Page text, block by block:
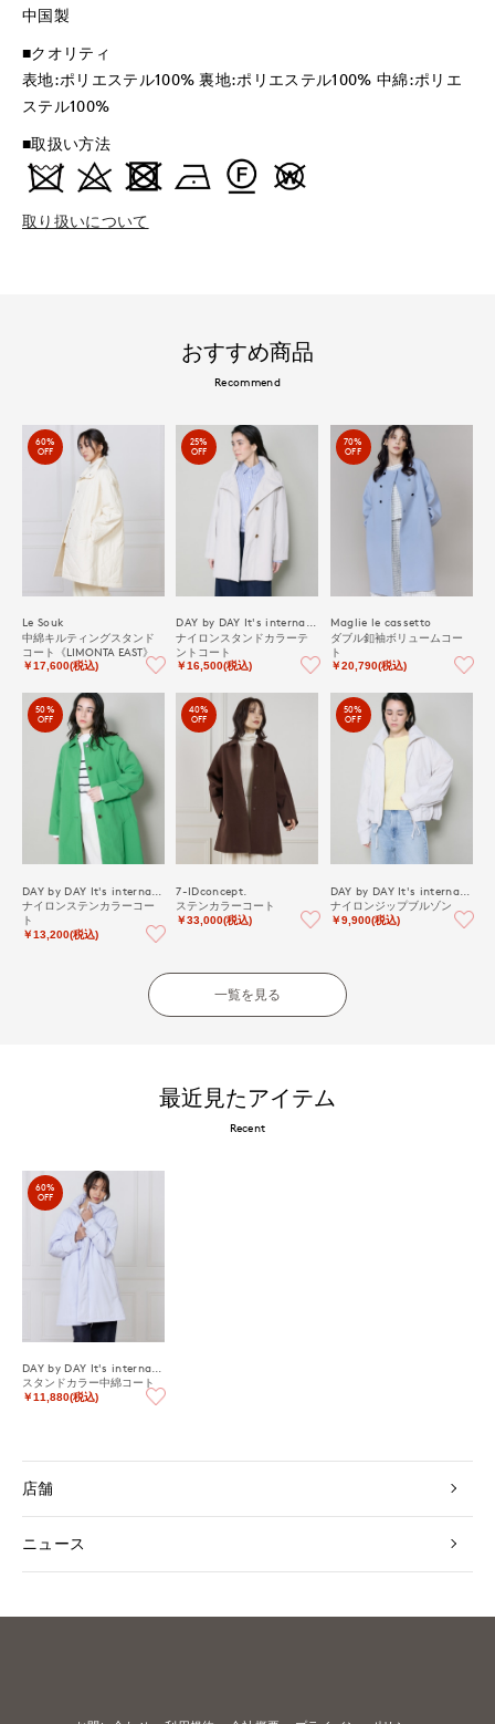
中国製
■クオリティ
表地:ポリエステル100% 裏地:ポリエステル100% 中綿:ポリエ
ステル100%
■取扱い方法
取り扱いについて
おすすめ商品
Recommend
60%
OFF
Le Souk
中綿キルティングスタンド
コート《LIMONTA EAST》
￥17,600(税込)
25%
OFF
ナイロンスタンドカラーテ
ントコート
￥16,500(税込)
70%
OFF
Maglie le cassetto
ダブル釦袖ボリュームコー
ト
￥20,790(税込)
50%
OFF
ナイロンステンカラーコー
ト
￥13,200(税込)
40%
OFF
7-IDconcept.
ステンカラーコート
￥33,000(税込)
50%
OFF
ナイロンジップブルゾン
￥9,900(税込)
一覧を見る
最近見たアイテム
Recent
60%
OFF
スタンドカラー中綿コート
￥11,880(税込)
店舗
ニュース